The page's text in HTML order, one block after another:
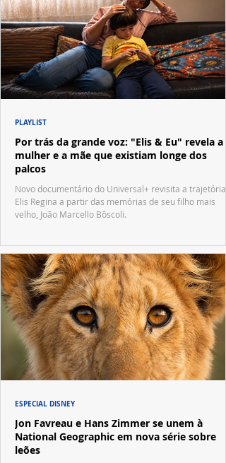
Por trás da grande voz: "Elis & Eu" revela a
mulher e a mãe que existiam longe dos
palcos
Novo documentário do Universal+ revisita a trajetória
Elis Regina a partir das memórias de seu filho mais
velho, João Marcello Bôscoli.
PLAYLIST
Jon Favreau e Hans Zimmer se unem à
National Geographic em nova série sobre
leões
ESPECIAL DISNEY